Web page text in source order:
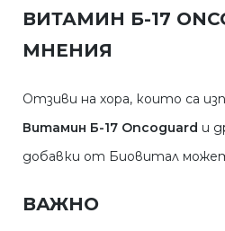
ВИТАМИН Б-17
МНЕНИЯ
Отзиви на хора, които са
Витамин Б-17 Oncoguard и
добавки от Биовитал
ВАЖНО